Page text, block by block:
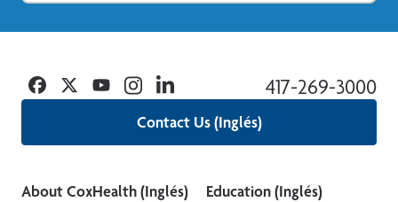
Contact Us (Inglés)
417-269-3000
Facebook
TwitterYouTubeInstagramLinkedin
About CoxHealth (Inglés)
Education (Inglés)